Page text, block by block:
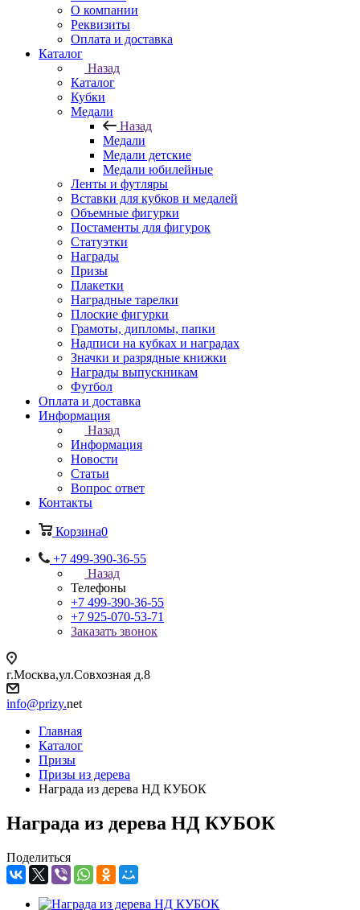
О компании
Реквизиты
Оплата и доставка
Каталог
Назад
Каталог
Кубки
Медали
Назад
Медали
Медали детские
Медали юбилейные
Ленты и футляры
Вставки для кубков и медалей
Объемные фигурки
Постаменты для фигурок
Статуэтки
Награды
Призы
Плакетки
Наградные тарелки
Плоские фигурки
Грамоты, дипломы, папки
Надписи на кубках и наградах
Значки и разрядные книжки
Награды выпускникам
Футбол
Оплата и доставка
Информация
Назад
Информация
Новости
Статьи
Вопрос ответ
Контакты
Корзина0
+7 499-390-36-55
Назад
Телефоны
+7 499-390-36-55
+7 925-070-53-71
Заказать звонок
г.Москва,ул.Совхозная д.8
info@prizy.net
Главная
Каталог
Призы
Призы из дерева
Награда из дерева НД КУБОК
Награда из дерева НД КУБОК
Поделиться